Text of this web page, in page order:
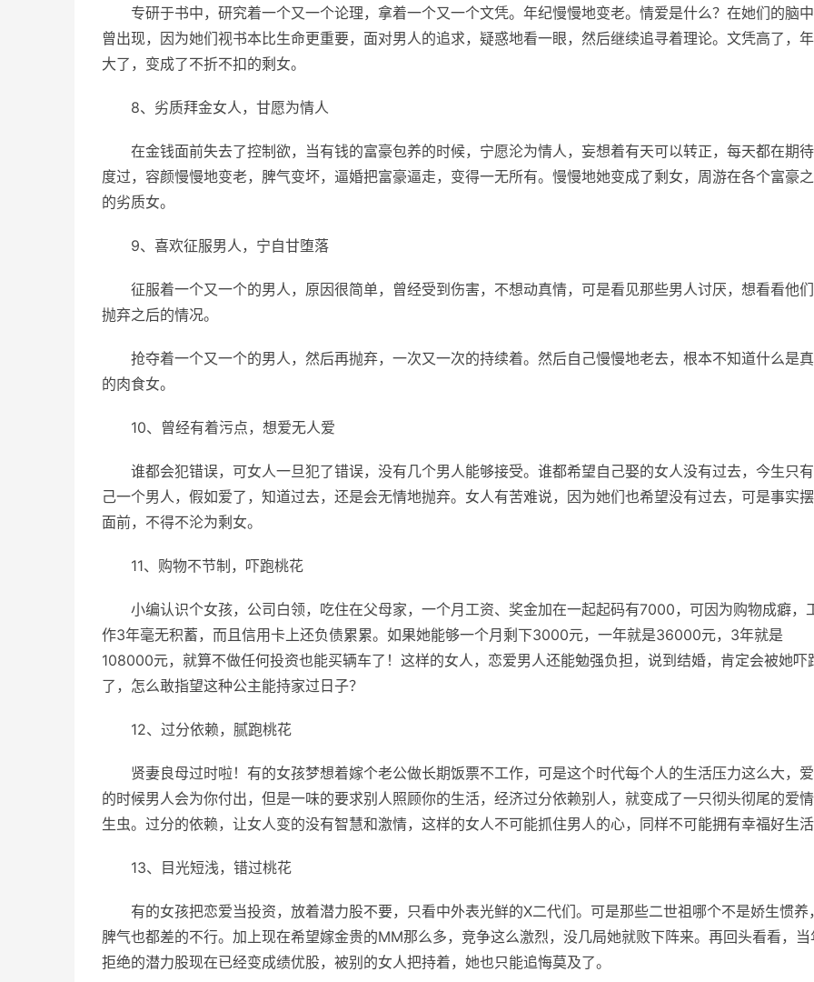
专研于书中，研究着一个又一个论理，拿着一个又一个文凭。年纪慢慢地变老。情爱是什么？在她们的脑
曾出现，因为她们视书本比生命更重要，面对男人的追求，疑惑地看一眼，然后继续追寻着理论。文凭高了，
大了，变成了不折不扣的剩女。
8、劣质拜金女人，甘愿为情人
在金钱面前失去了控制欲，当有钱的富豪包养的时候，宁愿沦为情人，妄想着有天可以转正，每天都在期
度过，容颜慢慢地变老，脾气变坏，逼婚把富豪逼走，变得一无所有。慢慢地她变成了剩女，周游在各个富豪
的劣质女。
9、喜欢征服男人，宁自甘堕落
征服着一个又一个的男人，原因很简单，曾经受到伤害，不想动真情，可是看见那些男人讨厌，想看看他
抛弃之后的情况。
抢夺着一个又一个的男人，然后再抛弃，一次又一次的持续着。然后自己慢慢地老去，根本不知道什么是
的肉食女。
10、曾经有着污点，想爱无人爱
谁都会犯错误，可女人一旦犯了错误，没有几个男人能够接受。谁都希望自己娶的女人没有过去，今生只
己一个男人，假如爱了，知道过去，还是会无情地抛弃。女人有苦难说，因为她们也希望没有过去，可是事实
面前，不得不沦为剩女。
11、购物不节制，吓跑桃花
小编认识个女孩，公司白领，吃住在父母家，一个月工资、奖金加在一起起码有7000，可因为购物成癖，
作3年毫无积蓄，而且信用卡上还负债累累。如果她能够一个月剩下3000元，一年就是36000元，3年就是
108000元，就算不做任何投资也能买辆车了！这样的女人，恋爱男人还能勉强负担，说到结婚，肯定会被她吓
了，怎么敢指望这种公主能持家过日子？
12、过分依赖，腻跑桃花
贤妻良母过时啦！有的女孩梦想着嫁个老公做长期饭票不工作，可是这个时代每个人的生活压力这么大，
的时候男人会为你付出，但是一味的要求别人照顾你的生活，经济过分依赖别人，就变成了一只彻头彻尾的爱
生虫。过分的依赖，让女人变的没有智慧和激情，这样的女人不可能抓住男人的心，同样不可能拥有幸福好生活
13、目光短浅，错过桃花
有的女孩把恋爱当投资，放着潜力股不要，只看中外表光鲜的X二代们。可是那些二世祖哪个不是娇生惯养，
脾气也都差的不行。加上现在希望嫁金贵的MM那么多，竞争这么激烈，没几局她就败下阵来。再回头看看，当
拒绝的潜力股现在已经变成绩优股，被别的女人把持着，她也只能追悔莫及了。